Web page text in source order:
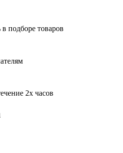
подборе товаров
2х часов